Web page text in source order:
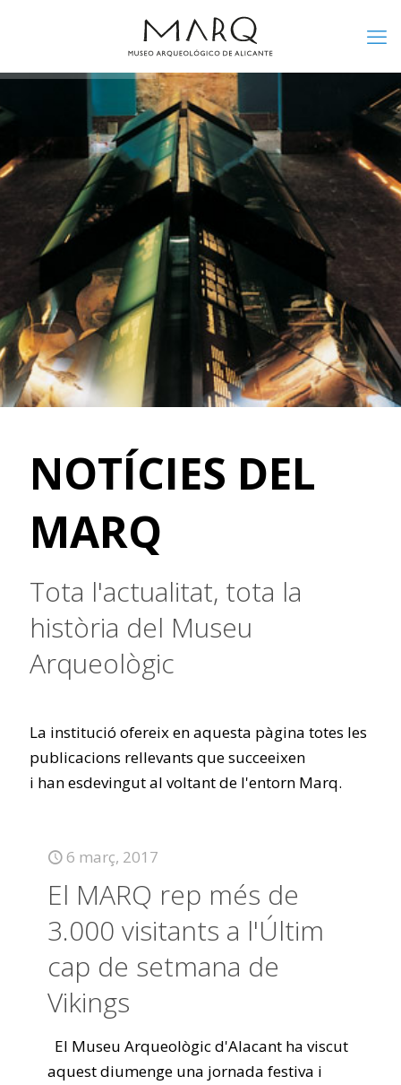
NOTÍCIES DEL
MARQ
Tota l'actualitat, tota la
història del Museu
Arqueològic
La institució ofereix en aquesta pàgina totes les
publicacions rellevants que succeeixen
i han esdevingut al voltant de l'entorn Marq.
6 març, 2017
El MARQ rep més de
3.000 visitants a l'Últim
cap de setmana de
Vikings
El Museu Arqueològic d'Alacant ha viscut
aquest diumenge una jornada festiva i